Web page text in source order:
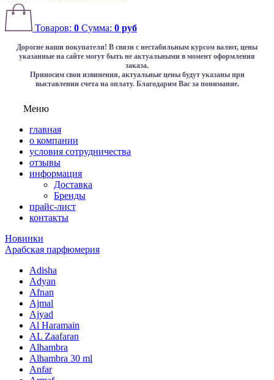
Товаров: 0 Сумма: 0 руб
Дорогие наши покупатели! В связи с нестабильным курсом валют, цены
указанные на сайте могут быть не актуальными в момент оформления
заказа.
Приносим свои извинения, актуальные цены будут указаны при
выставлении счета на оплату. Благодарим Вас за понимание.
Меню
главная
о компании
условия сотрудничества
отзывы
информация
Доставка
Бренды
прайс-лист
контакты
Новинки
Арабская парфюмерия
Adisha
Adyan
Afnan
Ajmal
Ajyad
Al Haramain
AL Zaafaran
Alhambra
Alhambra 30 ml
Anfar